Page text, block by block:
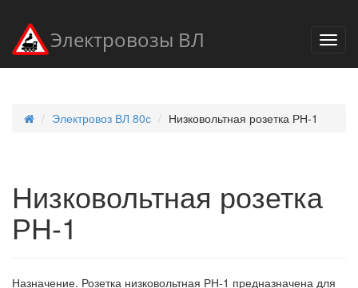
Электровозы ВЛ
Электровоз ВЛ 80с Низковольтная розетка РН-1
Низковольтная розетка
РН-1
Назначение. Розетка низковольтная РН-1 предназначена для